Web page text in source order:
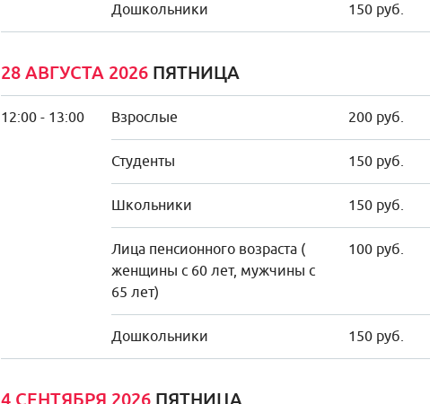
Дошкольники 150 руб.
28 АВГУСТА 2026 ПЯТНИЦА
12:00 - 13:00 Взрослые 200 руб.
Студенты 150 руб.
Школьники 150 руб.
Лица пенсионного возраста (
женщины с 60 лет, мужчины с
65 лет)
100 руб.
Дошкольники 150 руб.